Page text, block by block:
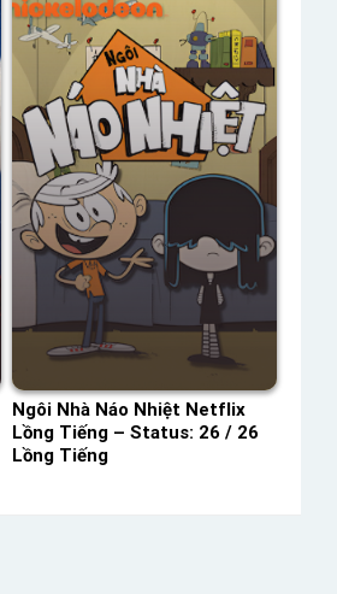
Ngôi Nhà Náo Nhiệt Netflix
Lồng Tiếng – Status: 26 / 26
Lồng Tiếng